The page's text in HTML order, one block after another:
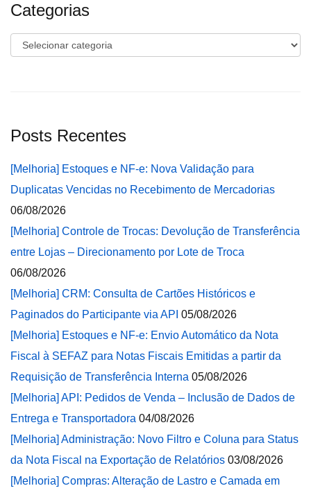
Categorias
Categorias
Posts Recentes
[Melhoria] Estoques e NF-e: Nova Validação para
Duplicatas Vencidas no Recebimento de Mercadorias
06/08/2026
[Melhoria] Controle de Trocas: Devolução de Transferência
entre Lojas – Direcionamento por Lote de Troca
06/08/2026
[Melhoria] CRM: Consulta de Cartões Históricos e
Paginados do Participante via API 05/08/2026
[Melhoria] Estoques e NF-e: Envio Automático da Nota
Fiscal à SEFAZ para Notas Fiscais Emitidas a partir da
Requisição de Transferência Interna 05/08/2026
[Melhoria] API: Pedidos de Venda – Inclusão de Dados de
Entrega e Transportadora 04/08/2026
[Melhoria] Administração: Novo Filtro e Coluna para Status
da Nota Fiscal na Exportação de Relatórios 03/08/2026
[Melhoria] Compras: Alteração de Lastro e Camada em